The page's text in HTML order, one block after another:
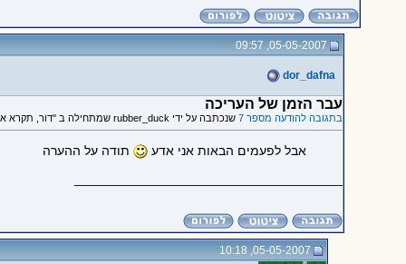
05-05-2007, 09:57
dor_dafna
עבר הזמן של העריכה
בתגובה להודעה מספר 7 שנכתבה על ידי rubber_duck שמתחילה ב "דור, תקרא את סעיף בדבר המנהל..."
אבל לפעמים הבאות אני אדע
תודה על ההערה
05-05-2007, 10:18